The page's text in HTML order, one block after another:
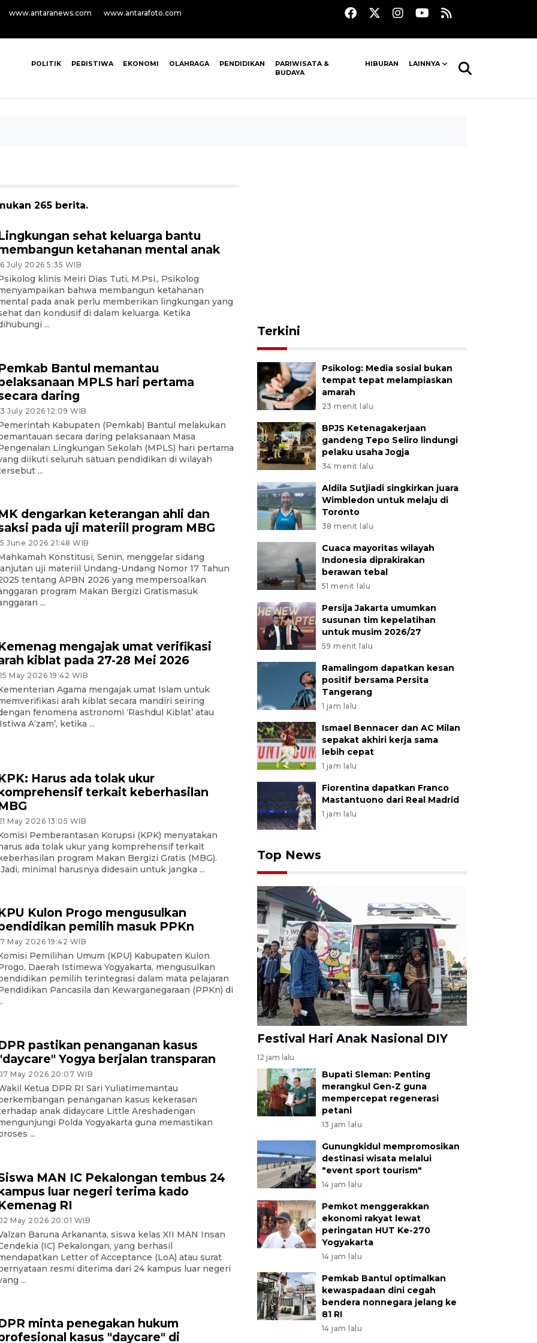
www.antaranews.com www.antarafoto.com
POLITIK PERISTIWA EKONOMI OLAHRAGA PENDIDIKAN
PARIWISATA &
BUDAYA
HIBURAN LAINNYA
265 berita.
sehat keluarga bantu
ketahanan mental anak
July 2026 5:35 WIB
klinis Meiri Dias Tuti, M.Psi., Psikolog
bahwa membangun ketahanan
pada anak perlu memberikan lingkungan yang
dan kondusif di dalam keluarga. Ketika
...
Bantul memantau
MPLS hari pertama
daring
July 2026 12:09 WIB
Kabupaten (Pemkab) Bantul melakukan
secara daring pelaksanaan Masa
Lingkungan Sekolah (MPLS) hari pertama
diikuti seluruh satuan pendidikan di wilayah
...
dengarkan keterangan ahli dan
pada uji materiil program MBG
June 2026 21:48 WIB
Konstitusi, Senin, menggelar sidang
uji materiil Undang-Undang Nomor 17 Tahun
tentang APBN 2026 yang mempersoalkan
program Makan Bergizi Gratismasuk
...
mengajak umat verifikasi
kiblat pada 27-28 Mei 2026
May 2026 19:42 WIB
Agama mengajak umat Islam untuk
arah kiblat secara mandiri seiring
fenomena astronomi ‘Rashdul Kiblat’ atau
A‘zam’, ketika ...
Harus ada tolak ukur
terkait keberhasilan
May 2026 13:05 WIB
Pemberantasan Korupsi (KPK) menyatakan
ada tolak ukur yang komprehensif terkait
program Makan Bergizi Gratis (MBG).
minimal harusnya didesain untuk jangka ...
Kulon Progo mengusulkan
pemilih masuk PPKn
May 2026 19:42 WIB
Pemilihan Umum (KPU) Kabupaten Kulon
Daerah Istimewa Yogyakarta, mengusulkan
pemilih terintegrasi dalam mata pelajaran
Pancasila dan Kewarganegaraan (PPKn) di
pastikan penanganan kasus
Yogya berjalan transparan
May 2026 20:07 WIB
Ketua DPR RI Sari Yuliatimemantau
penanganan kasus kekerasan
anak didaycare Little Areshadengan
Polda Yogyakarta guna memastikan
...
MAN IC Pekalongan tembus 24
luar negeri terima kado
RI
May 2026 20:01 WIB
Baruna Arkananta, siswa kelas XII MAN Insan
(IC) Pekalongan, yang berhasil
Letter of Acceptance (LoA) atau surat
resmi diterima dari 24 kampus luar negeri
...
minta penegakan hukum
kasus "daycare" di
Terkini
Psikolog: Media sosial bukan
tempat tepat melampiaskan
amarah
23 menit lalu
BPJS Ketenagakerjaan
gandeng Tepo Seliro lindungi
pelaku usaha Jogja
34 menit lalu
Aldila Sutjiadi singkirkan juara
Wimbledon untuk melaju di
Toronto
38 menit lalu
Cuaca mayoritas wilayah
Indonesia diprakirakan
berawan tebal
51 menit lalu
Persija Jakarta umumkan
susunan tim kepelatihan
untuk musim 2026/27
59 menit lalu
Ramalingom dapatkan kesan
positif bersama Persita
Tangerang
1 jam lalu
Ismael Bennacer dan AC Milan
sepakat akhiri kerja sama
lebih cepat
1 jam lalu
Fiorentina dapatkan Franco
Mastantuono dari Real Madrid
1 jam lalu
Top News
Festival Hari Anak Nasional DIY
12 jam lalu
Bupati Sleman: Penting
merangkul Gen-Z guna
mempercepat regenerasi
petani
13 jam lalu
Gunungkidul mempromosikan
destinasi wisata melalui
"event sport tourism"
14 jam lalu
Pemkot menggerakkan
ekonomi rakyat lewat
peringatan HUT Ke-270
Yogyakarta
14 jam lalu
Pemkab Bantul optimalkan
kewaspadaan dini cegah
bendera nonnegara jelang ke
81 RI
14 jam lalu